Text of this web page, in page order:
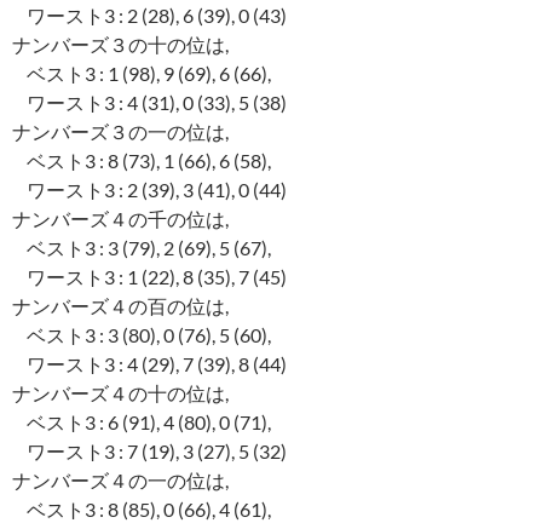
ワースト3 : 2 (28), 6 (39), 0 (43)
ナンバーズ３の十の位は,
ベスト3 : 1 (98), 9 (69), 6 (66),
ワースト3 : 4 (31), 0 (33), 5 (38)
ナンバーズ３の一の位は,
ベスト3 : 8 (73), 1 (66), 6 (58),
ワースト3 : 2 (39), 3 (41), 0 (44)
ナンバーズ４の千の位は,
ベスト3 : 3 (79), 2 (69), 5 (67),
ワースト3 : 1 (22), 8 (35), 7 (45)
ナンバーズ４の百の位は,
ベスト3 : 3 (80), 0 (76), 5 (60),
ワースト3 : 4 (29), 7 (39), 8 (44)
ナンバーズ４の十の位は,
ベスト3 : 6 (91), 4 (80), 0 (71),
ワースト3 : 7 (19), 3 (27), 5 (32)
ナンバーズ４の一の位は,
ベスト3 : 8 (85), 0 (66), 4 (61),